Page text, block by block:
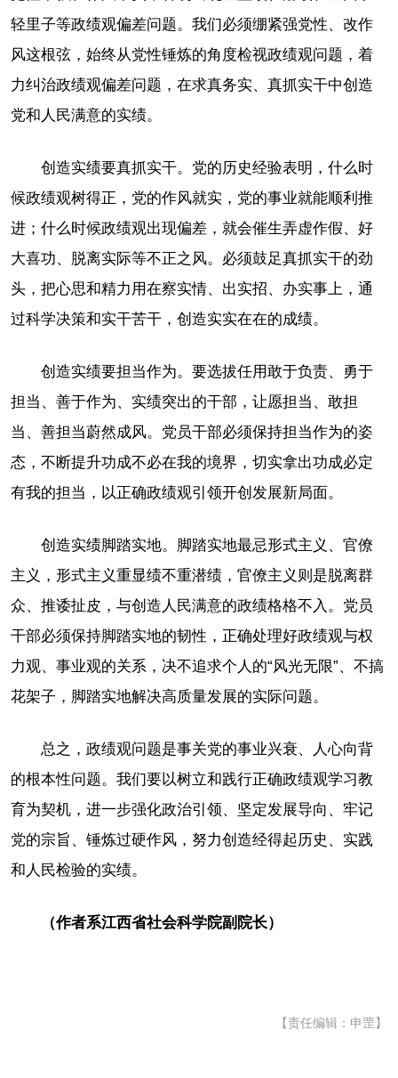
轻里子等政绩观偏差问题。我们必须绷紧强党性、改作
风这根弦，始终从党性锤炼的角度检视政绩观问题，着
力纠治政绩观偏差问题，在求真务实、真抓实干中创造
党和人民满意的实绩。
创造实绩要真抓实干。党的历史经验表明，什么时
候政绩观树得正，党的作风就实，党的事业就能顺利推
进；什么时候政绩观出现偏差，就会催生弄虚作假、好
大喜功、脱离实际等不正之风。必须鼓足真抓实干的劲
头，把心思和精力用在察实情、出实招、办实事上，通
过科学决策和实干苦干，创造实实在在的成绩。
创造实绩要担当作为。要选拔任用敢于负责、勇于
担当、善于作为、实绩突出的干部，让愿担当、敢担
当、善担当蔚然成风。党员干部必须保持担当作为的姿
态，不断提升功成不必在我的境界，切实拿出功成必定
有我的担当，以正确政绩观引领开创发展新局面。
创造实绩脚踏实地。脚踏实地最忌形式主义、官僚
主义，形式主义重显绩不重潜绩，官僚主义则是脱离群
众、推诿扯皮，与创造人民满意的政绩格格不入。党员
干部必须保持脚踏实地的韧性，正确处理好政绩观与权
力观、事业观的关系，决不追求个人的“风光无限”、不搞
花架子，脚踏实地解决高质量发展的实际问题。
总之，政绩观问题是事关党的事业兴衰、人心向背
的根本性问题。我们要以树立和践行正确政绩观学习教
育为契机，进一步强化政治引领、坚定发展导向、牢记
党的宗旨、锤炼过硬作风，努力创造经得起历史、实践
和人民检验的实绩。
（作者系江西省社会科学院副院长）
【责任编辑：申罡】